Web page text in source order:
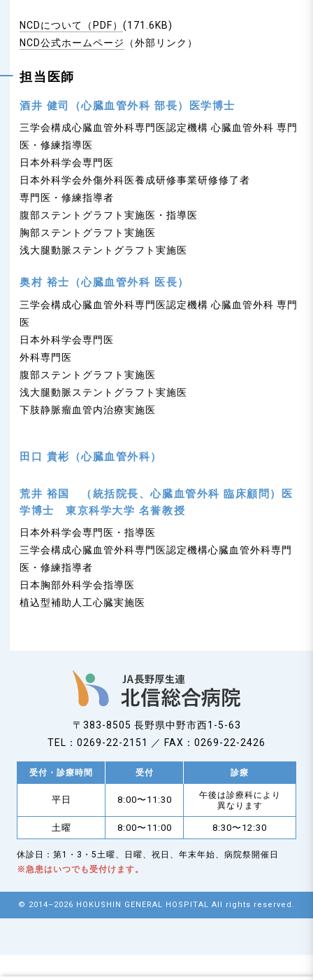
NCDについて（PDF） (171.6KB)
NCD公式ホームページ
（外部リンク）
担当医師
酒井 健司（心臓血管外科 部長）医学博士
三学会構成心臓血管外科専門医認定機構 心臓血管外科 専門
医・修練指導医
日本外科学会専門医
日本外科学会外傷外科医養成研修事業研修修了者
専門医・修練指導者
腹部ステントグラフト実施医・指導医
胸部ステントグラフト実施医
浅大腿動脈ステントグラフト実施医
奥村 裕士（心臓血管外科 医長）
三学会構成心臓血管外科専門医認定機構 心臓血管外科 専門
医
日本外科学会専門医
外科専門医
腹部ステントグラフト実施医
浅大腿動脈ステントグラフト実施医
下肢静脈瘤血管内治療実施医
田口 貴彬（心臓血管外科）
荒井 裕国 （統括院長、心臓血管外科 臨床顧問）医
学博士 東京科学大学 名誉教授
日本外科学会専門医・指導医
三学会構成心臓血管外科専門医認定機構心臓血管外科専門
医・修練指導者
日本胸部外科学会指導医
植込型補助人工心臓実施医
〒383-8505 長野県中野市西1-5-63
TEL：0269-22-2151 ／ FAX：0269-22-2426
受付・診療時間 受付 診療
平日 8:00〜11:30
午後は診療科により
異なります
土曜 8:00〜11:00 8:30〜12:30
休診日：第1・3・5土曜、日曜、祝日、年末年始、病院祭開催日
※急患はいつでも受付けます。
© 2014–2026 HOKUSHIN GENERAL HOSPITAL All rights reserved.